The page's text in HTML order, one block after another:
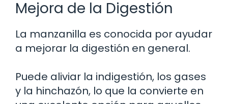
Mejora de la Digestión
La manzanilla es conocida por ayudar
a mejorar la digestión en general.
Puede aliviar la indigestión, los gases
y la hinchazón, lo que la convierte en